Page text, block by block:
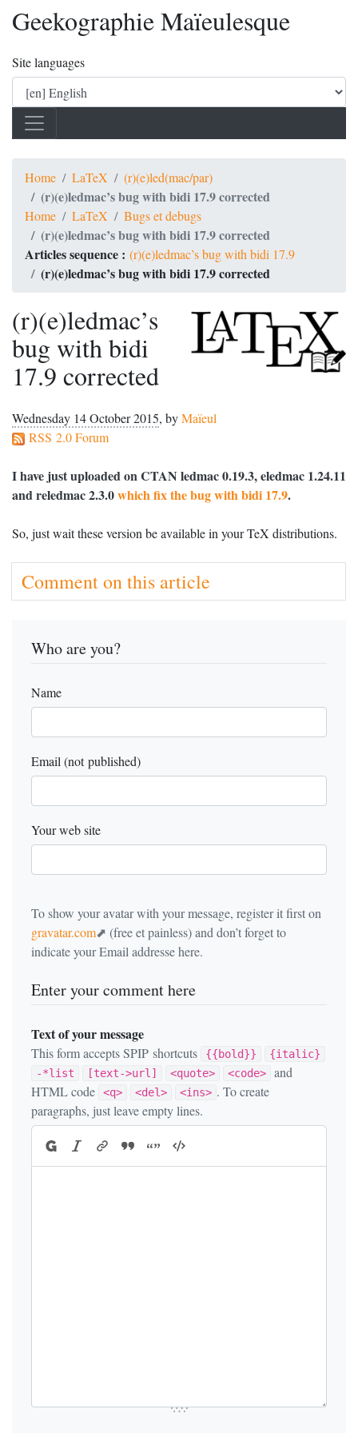
Geekographie Maïeulesque
Site languages
Home LaTeX (r)(e)led(mac/par)
(r)(e)ledmac’s bug with bidi 17.9 corrected
Home LaTeX Bugs et debugs
(r)(e)ledmac’s bug with bidi 17.9 corrected
Articles sequence : (r)(e)ledmac’s bug with bidi 17.9
(r)(e)ledmac’s bug with bidi 17.9 corrected
(r)(e)ledmac’s
bug with bidi
17.9 corrected
Wednesday 14 October 2015, byMaïeul
RSS 2.0 Forum
I have just uploaded onCTAN ledmac 0.19.3, eledmac 1.24.11
and reledmac 2.3.0which fix the bug with bidi 17.9.
So, just wait these version be available in your TeX distributions.
Comment on this article
Who are you?
Name
Email (not published)
Your web site
To show your avatar with your message, register it first on
gravatar.com
(free et painless) and don’t forget to
indicate your Email addresse here.
Enter your comment here
Text of your message
This form accepts SPIP shortcuts {{bold}}
{italic}
-*list
[text->url] <quote> <code>
and
HTML code
<q> <del> <ins> . To create
paragraphs, just leave empty lines.